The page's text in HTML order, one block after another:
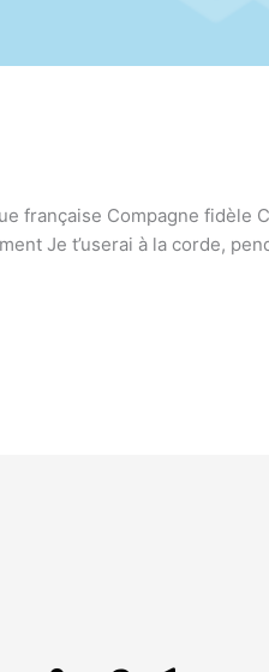
française Compagne
Je t’userai à la corde,